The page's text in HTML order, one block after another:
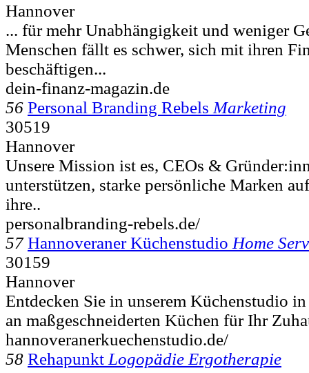
Hannover
... für mehr Unabhängigkeit und weniger
Menschen fällt es schwer, sich mit ihren
beschäftigen...
dein-finanz-magazin.de
56 Personal Branding Rebels Marketing
30519
Hannover
Unsere Mission ist es, CEOs &
unterstützen, starke persönliche Marken
ihre..
personalbranding-rebels.de/
57 Hannoveraner Küchenstudio Home
30159
Hannover
Entdecken Sie in unserem Küchenstudio
an maßgeschneiderten Küchen für Ihr
hannoveranerkuechenstudio.de/
58 Rehapunkt Logopädie Ergotherapie